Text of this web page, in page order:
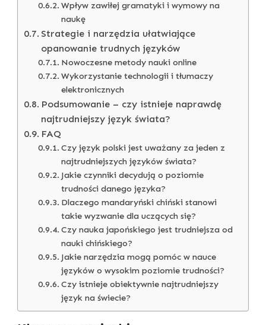
Wpływ zawiłej gramatyki i wymowy na
naukę
Strategie i narzędzia ułatwiające
opanowanie trudnych języków
Nowoczesne metody nauki online
Wykorzystanie technologii i tłumaczy
elektronicznych
Podsumowanie – czy istnieje naprawdę
najtrudniejszy język świata?
FAQ
Czy język polski jest uważany za jeden z
najtrudniejszych języków świata?
Jakie czynniki decydują o poziomie
trudności danego języka?
Dlaczego mandaryński chiński stanowi
takie wyzwanie dla uczących się?
Czy nauka japońskiego jest trudniejsza od
nauki chińskiego?
Jakie narzędzia mogą pomóc w nauce
języków o wysokim poziomie trudności?
Czy istnieje obiektywnie najtrudniejszy
język na świecie?